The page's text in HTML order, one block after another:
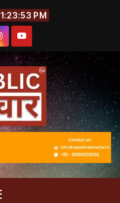
1:23:54 PM